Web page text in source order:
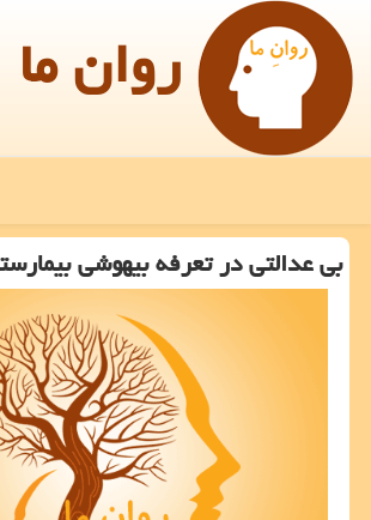
روان ما
بی عدالتی در تعرفه بیهوشی